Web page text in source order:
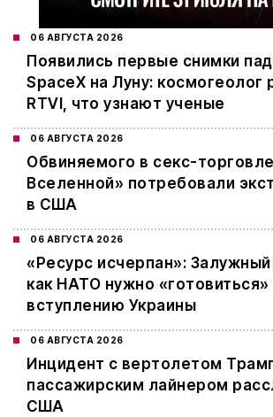
06 АВГУСТА 2026
Появились первые снимки
SpaceX на Луну: космогеолог
RTVI, что узнают ученые
06 АВГУСТА 2026
Обвиняемого в секс-
Вселенной» потребовали
в США
06 АВГУСТА 2026
«Ресурс исчерпан»: Залужный
как НАТО нужно «готовиться»
вступлению Украины
06 АВГУСТА 2026
Инцидент с вертолетом
пассажирским лайнером
США